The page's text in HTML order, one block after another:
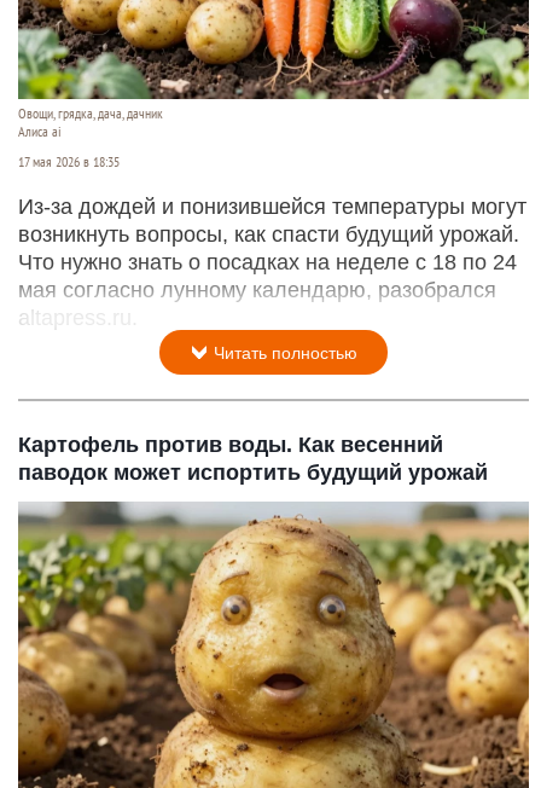
Овощи, грядка, дача, дачник
Алиса ai
17 мая 2026 в 18:35
Из-за дождей и понизившейся температуры могут
возникнуть вопросы, как спасти будущий урожай.
Что нужно знать о посадках на неделе с 18 по 24
мая согласно лунному календарю, разобрался
altapress.ru.
Читать полностью
Картофель против воды. Как весенний
паводок может испортить будущий урожай